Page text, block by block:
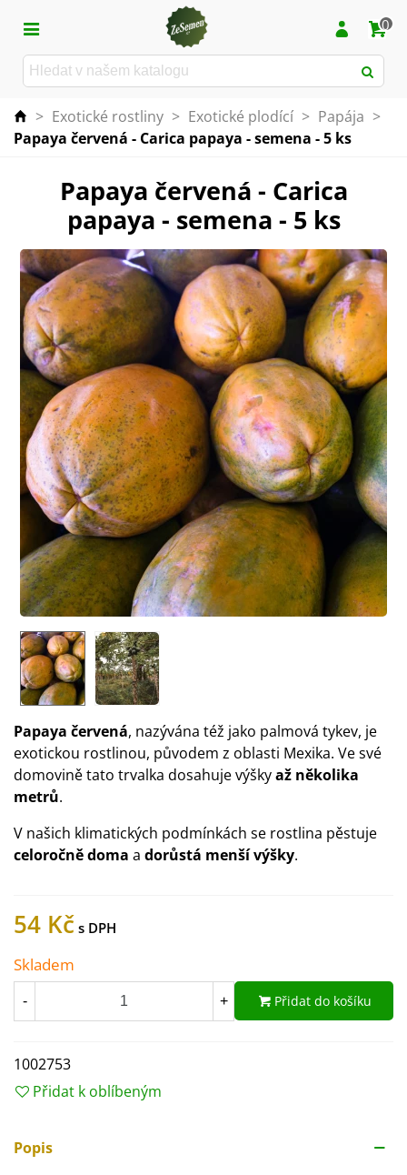
0
> Exotické rostliny > Exotické plodící > Papája >
Papaya červená - Carica papaya - semena - 5 ks
Papaya červená - Carica
papaya - semena - 5 ks
Papaya červená, nazývána též jako palmová tykev, je
exotickou rostlinou, původem z oblasti Mexika. Ve své
domovině tato trvalka dosahuje výškyaž několika
metrů.
V našich klimatických podmínkách se rostlina pěstuje
celoročně doma a dorůstá menší výšky.
54 Kč
Skladem
- + Přidat do košíku
1002753
Přidat k oblíbeným
Popis